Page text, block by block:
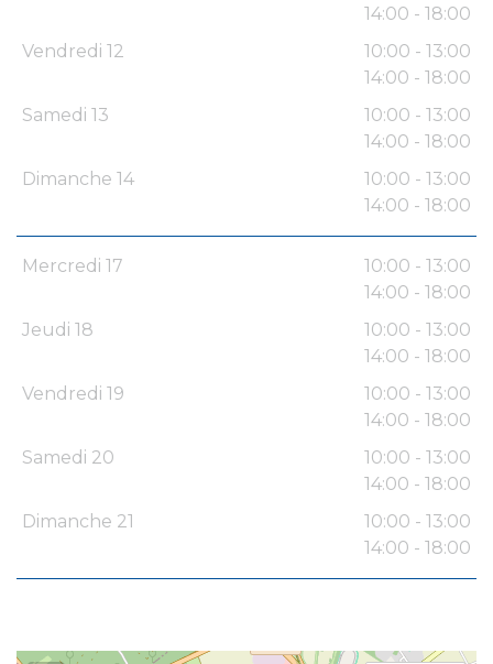
14:00 - 18:00
Vendredi 12
10:00 - 13:00
14:00 - 18:00
Samedi 13
10:00 - 13:00
14:00 - 18:00
Dimanche 14
10:00 - 13:00
14:00 - 18:00
Mercredi 17
10:00 - 13:00
14:00 - 18:00
Jeudi 18
10:00 - 13:00
14:00 - 18:00
Vendredi 19
10:00 - 13:00
14:00 - 18:00
Samedi 20
10:00 - 13:00
14:00 - 18:00
Dimanche 21
10:00 - 13:00
14:00 - 18:00